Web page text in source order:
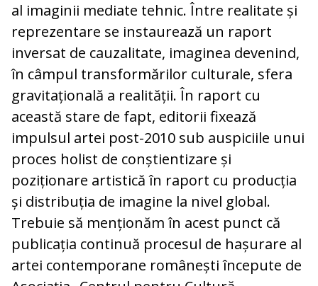
al imaginii mediate tehnic. Între realitate și
reprezentare se instaurează un raport
inversat de cauzalitate, imaginea devenind,
în câmpul transformărilor culturale, sfera
gravitațională a realității. În raport cu
această stare de fapt, editorii fixează
impulsul artei post-2010 sub auspiciile unui
proces holist de conștientizare și
poziționare artistică în raport cu producția
și distribuția de imagine la nivel global.
Trebuie să menționăm în acest punct că
publicația continuă procesul de hașurare al
artei contemporane românești începute de